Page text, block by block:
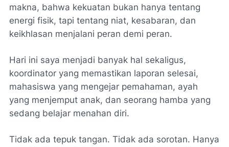
makna, bahwa kekuatan bukan hanya tentang
energi fisik, tapi tentang niat, kesabaran, dan
keikhlasan menjalani peran demi peran.
Hari ini saya menjadi banyak hal sekaligus,
koordinator yang memastikan laporan selesai,
mahasiswa yang mengejar pemahaman, ayah
yang menjemput anak, dan seorang hamba yang
sedang belajar menahan diri.
Tidak ada tepuk tangan. Tidak ada sorotan. Hanya